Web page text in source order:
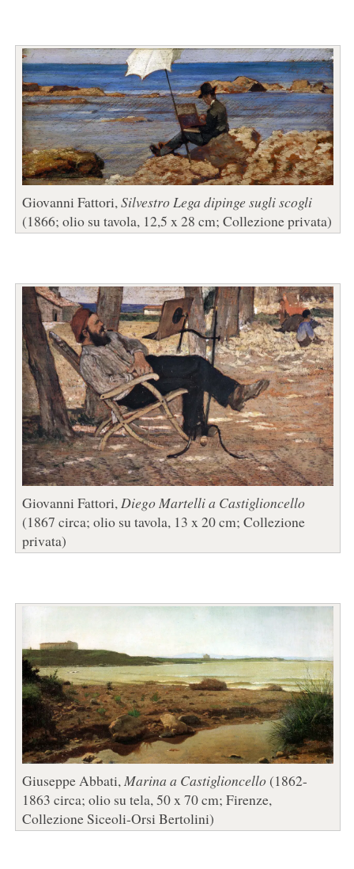
Giovanni Fattori,Silvestro Lega dipinge sugli scogli
(1866; olio su tavola, 12,5 x 28 cm; Collezione privata)
Giovanni Fattori,Diego Martelli a Castiglioncello
(1867 circa; olio su tavola, 13 x 20 cm; Collezione
privata)
Giuseppe Abbati,Marina a Castiglioncello(1862-
1863 circa; olio su tela, 50 x 70 cm; Firenze,
Collezione Siceoli-Orsi Bertolini)